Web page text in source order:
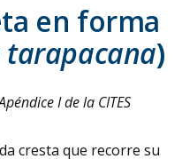
en forma
tarapacana)
I de la CITES
cresta que recorre su